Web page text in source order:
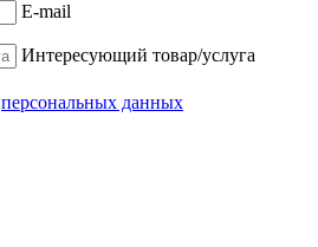
E-mail
Интересующий товар/услуга
персональных данных